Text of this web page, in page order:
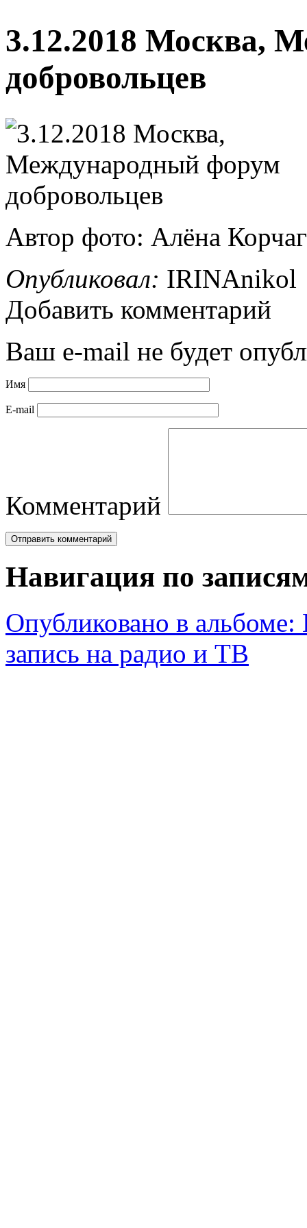
3.12.2018 Москва,
добровольцев
Автор фото: Алёна
Опубликовал: IRINAnikol
Добавить комментарий
Ваш e-mail не будет
Имя
E-mail
Комментарий
Навигация по
Опубликовано в альбоме:
запись на радио и ТВ